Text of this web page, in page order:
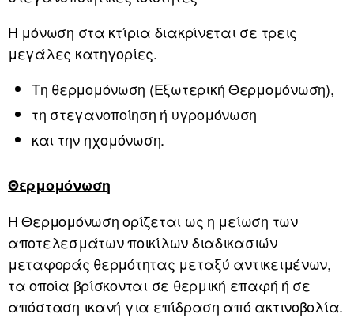
Η μόνωση στα κτίρια διακρίνεται σε τρεις
μεγάλες κατηγορίες.
Τη θερμομόνωση (Εξωτερική Θερμομόνωση),
τη στεγανοποίηση ή υγρομόνωση
και την ηχομόνωση.
Θερμομόνωση
Η Θερμομόνωση ορίζεται ως η μείωση των
αποτελεσμάτων ποικίλων διαδικασιών
μεταφοράς θερμότητας μεταξύ αντικειμένων,
τα οποία βρίσκονται σε θερμική επαφή ή σε
απόσταση ικανή για επίδραση από ακτινοβολία.